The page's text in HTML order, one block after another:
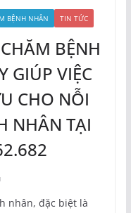
BỆNH NHÂN TIN TỨC
BỆNH
GIÚP VIỆC
CHO NỖI
NHÂN TẠI
nhân, đặc biệt là